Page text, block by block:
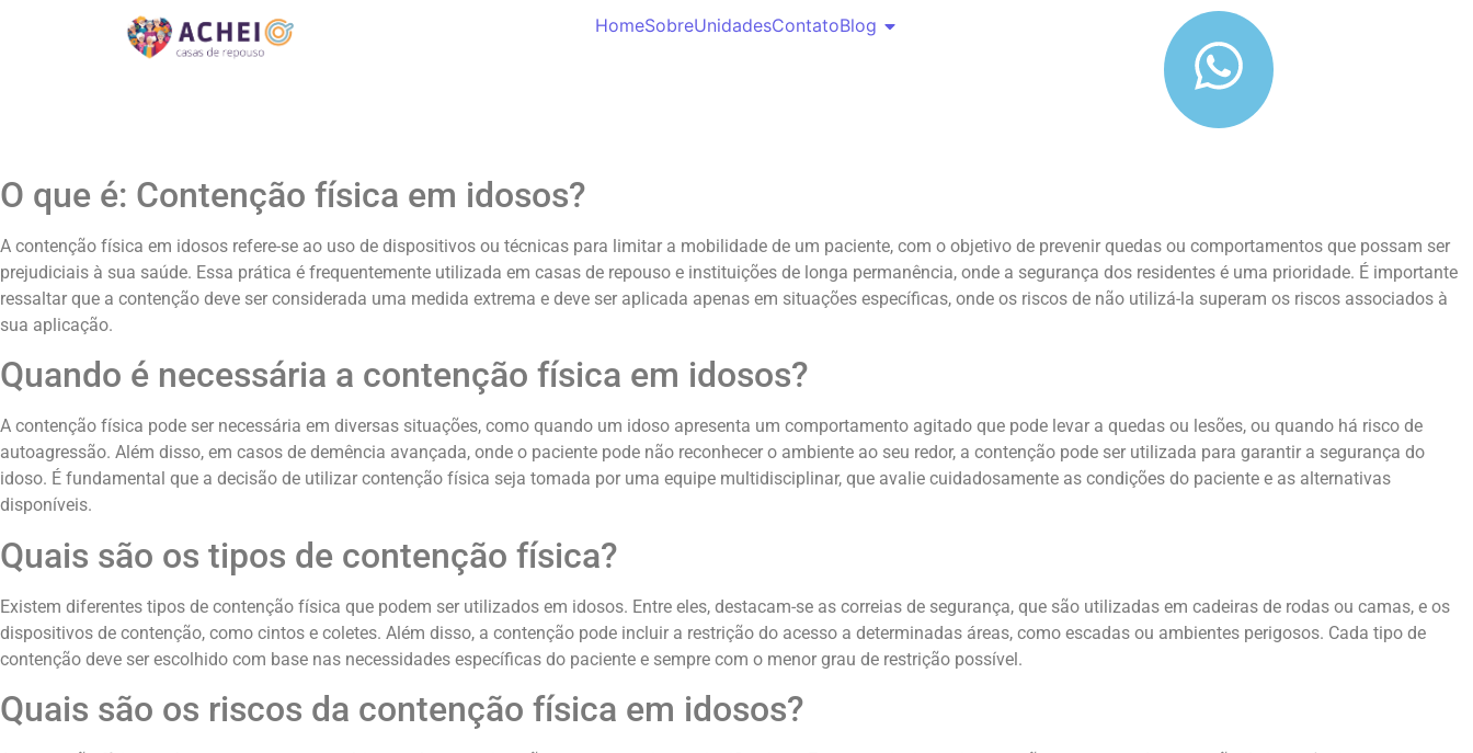
HomeSobreUnidadesContatoBlog
O que é: Contenção física em idosos?
A contenção física em idosos refere-se ao uso de dispositivos ou técnicas para limitar a mobilidade de um paciente, com o objetivo de prevenir quedas ou comportamentos que possam ser
prejudiciais à sua saúde. Essa prática é frequentemente utilizada em casas de repouso e instituições de longa permanência, onde a segurança dos residentes é uma prioridade. É importante
ressaltar que a contenção deve ser considerada uma medida extrema e deve ser aplicada apenas em situações específicas, onde os riscos de não utilizá-la superam os riscos associados à
sua aplicação.
Quando é necessária a contenção física em idosos?
A contenção física pode ser necessária em diversas situações, como quando um idoso apresenta um comportamento agitado que pode levar a quedas ou lesões, ou quando há risco de
autoagressão. Além disso, em casos de demência avançada, onde o paciente pode não reconhecer o ambiente ao seu redor, a contenção pode ser utilizada para garantir a segurança do
idoso. É fundamental que a decisão de utilizar contenção física seja tomada por uma equipe multidisciplinar, que avalie cuidadosamente as condições do paciente e as alternativas
disponíveis.
Quais são os tipos de contenção física?
Existem diferentes tipos de contenção física que podem ser utilizados em idosos. Entre eles, destacam-se as correias de segurança, que são utilizadas em cadeiras de rodas ou camas, e os
dispositivos de contenção, como cintos e coletes. Além disso, a contenção pode incluir a restrição do acesso a determinadas áreas, como escadas ou ambientes perigosos. Cada tipo de
contenção deve ser escolhido com base nas necessidades específicas do paciente e sempre com o menor grau de restrição possível.
Quais são os riscos da contenção física em idosos?